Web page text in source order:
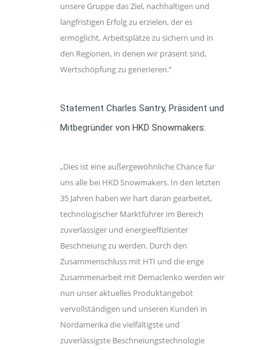
unsere Gruppe das Ziel, nachhaltigen und
langfristigen Erfolg zu erzielen, der es
ermöglicht, Arbeitsplätze zu sichern und in
den Regionen, in denen wir präsent sind,
Wertschöpfung zu generieren.“
Statement Charles Santry, Präsident und
Mitbegründer von HKD Snowmakers:
„Dies ist eine außergewöhnliche Chance für
uns alle bei HKD Snowmakers. In den letzten
35 Jahren haben wir hart daran gearbeitet,
technologischer Marktführer im Bereich
zuverlässiger und energieeffizienter
Beschneiung zu werden. Durch den
Zusammenschluss mit HTI und die enge
Zusammenarbeit mit Demaclenko werden wir
nun unser aktuelles Produktangebot
vervollständigen und unseren Kunden in
Nordamerika die vielfältigste und
zuverlässigste Beschneiungstechnologie